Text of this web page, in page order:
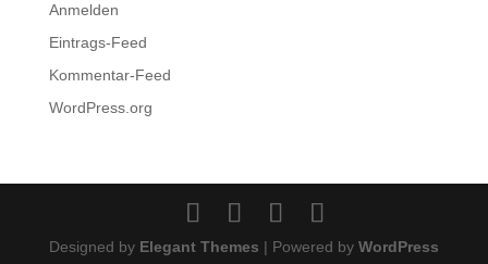
Anmelden
Eintrags-Feed
Kommentar-Feed
WordPress.org
Designed by Elegant Themes | Powered by WordPress